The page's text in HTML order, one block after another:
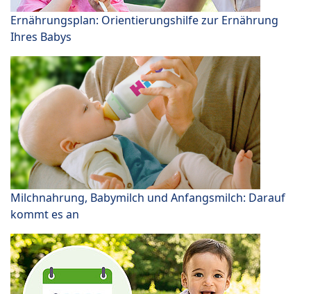
Ernährungsplan: Orientierungshilfe zur Ernährung
Ihres Babys
Milchnahrung, Babymilch und Anfangsmilch: Darauf
kommt es an